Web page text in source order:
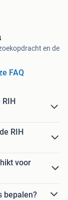
en de
FAQ
RIH
voor
bepalen?